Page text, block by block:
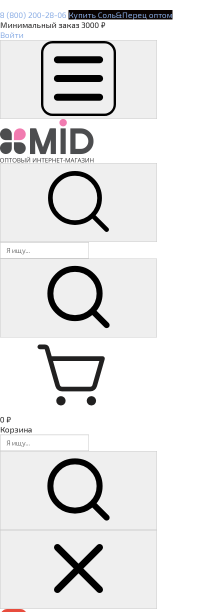
8 (800) 200-28-06 Купить Соль&Перец оптом
Минимальный заказ 3000 ₽
Войти
0 ₽
Корзина